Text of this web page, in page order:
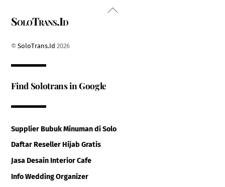
Back
SoloTrans.Id
©SoloTrans.Id 2026
Find Solotrans in Google
Supplier Bubuk Minuman di Solo
Daftar Reseller Hijab Gratis
Jasa Desain Interior Cafe
Info Wedding Organizer